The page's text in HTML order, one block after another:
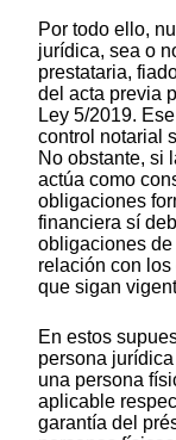
Por todo ello,
jurídica, sea o
prestataria,
del acta previa
Ley 5/2019.
control notarial
No obstante, si
actúa como
obligaciones
financiera sí
obligaciones
relación con
que sigan
En estos
persona
una persona
aplicable
garantía del